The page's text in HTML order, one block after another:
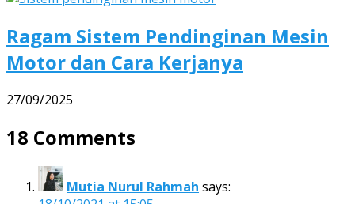
Ragam Sistem Pendinginan Mesin
Motor dan Cara Kerjanya
27/09/2025
18 Comments
Mutia Nurul Rahmah says: